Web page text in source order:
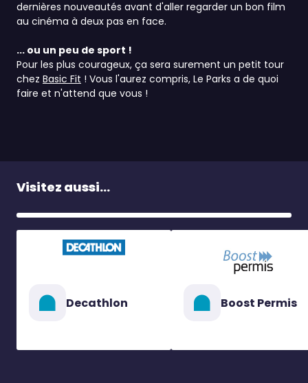
dernières nouveautés avant d'aller regarder un bon film
au cinéma à deux pas en face.
... ou un peu de sport !
Pour les plus courageux, ça sera surement un petit tour
chez Basic Fit ! Vous l'aurez compris, Le Parks a de quoi
faire et n'attend que vous !
Visitez aussi...
Decathlon Boost Permis